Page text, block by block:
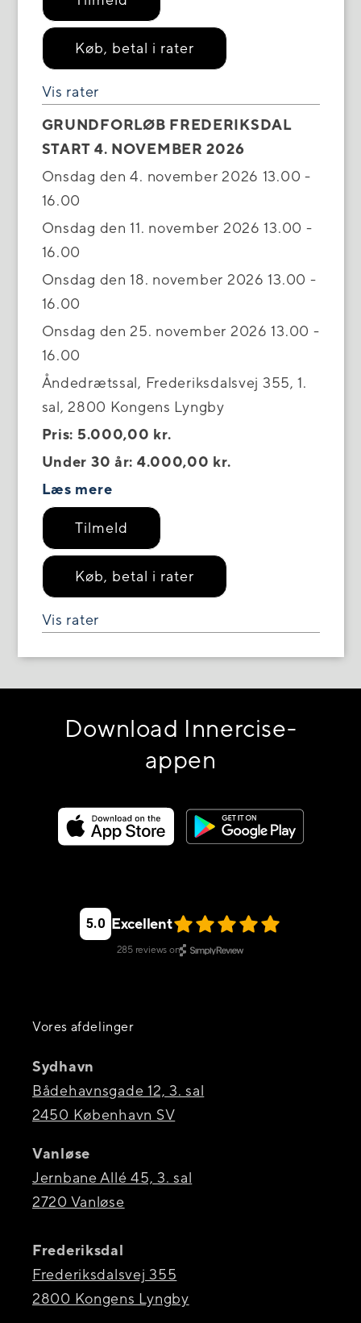
Køb, betal i rater
Vis rater
GRUNDFORLØB FREDERIKSDAL
START 4. NOVEMBER 2026
Onsdag den 4. november 2026 13.00 -
16.00
Onsdag den 11. november 2026 13.00 -
16.00
Onsdag den 18. november 2026 13.00 -
16.00
Onsdag den 25. november 2026 13.00 -
16.00
Åndedrætssal, Frederiksdalsvej 355, 1.
sal, 2800 Kongens Lyngby
Pris: 5.000,00 kr.
Under 30 år: 4.000,00 kr.
Læs mere
Tilmeld
Køb, betal i rater
Vis rater
Download Innercise-
appen
5.0 Excellent
285reviews on
Vores afdelinger
Sydhavn
Bådehavnsgade 12, 3. sal
2450 København SV
Vanløse
Jernbane Allé 45, 3. sal
2720 Vanløse
Frederiksdal
Frederiksdalsvej 355
2800 Kongens Lyngby